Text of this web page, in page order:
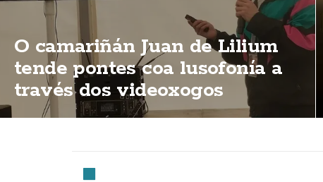
O camariñán Juan de Lilium
tende pontes coa lusofonía a
través dos videoxogos